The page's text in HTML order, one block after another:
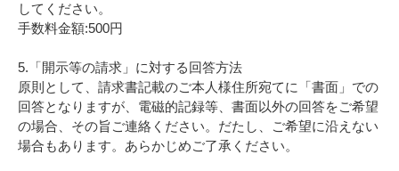
してください。
手数料金額:500円
5.「開示等の請求」に対する回答方法
原則として、請求書記載のご本人様住所宛てに「書面」での
回答となりますが、電磁的記録等、書面以外の回答をご希望
の場合、その旨ご連絡ください。だたし、ご希望に沿えない
場合もあります。あらかじめご了承ください。